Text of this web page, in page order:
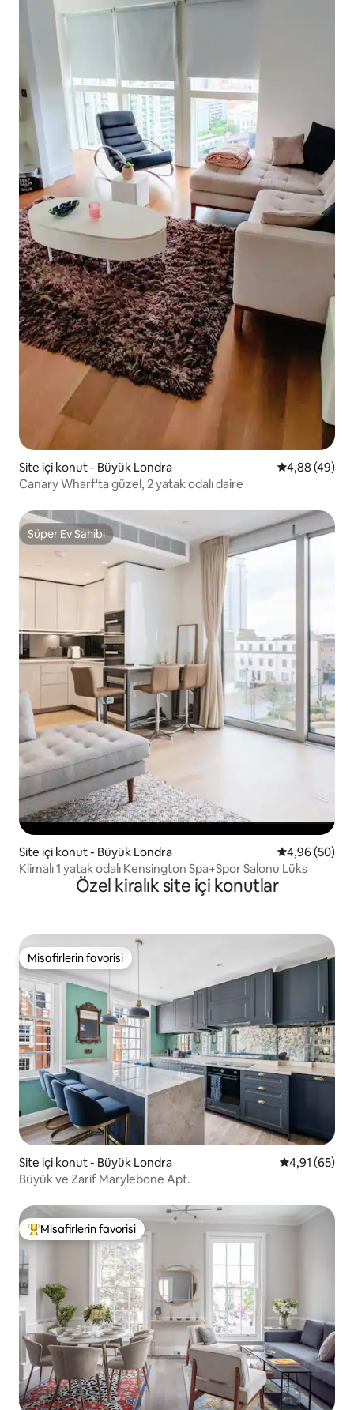
Site içi konut - Büyük Londra 5 üzerinden
4,88 (49)
Canary Wharf'ta güzel, 2 yatak odalı daire
Süper Ev Sahibi
Süper Ev Sahibi
Site içi konut - Büyük Londra 5 üzerinden
4,96 (50)
Klimalı 1 yatak odalı Kensington Spa+Spor Salonu Lüks
Özel kiralık site içi konutlar
Misafirlerin favorisi
Misafirlerin favorisi
Site içi konut - Büyük Londra 5 üzerinden
4,91 (65)
Büyük ve Zarif Marylebone Apt.
Misafirlerin favorilerinden en beğenilenler arasında
Misafirlerin favorisi